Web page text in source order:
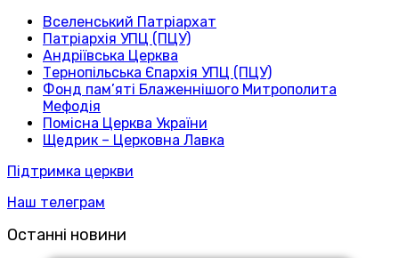
Вселенський Патріархат
Патріархія УПЦ (ПЦУ)
Андріївська Церква
Тернопільська Єпархія УПЦ (ПЦУ)
Фонд пам’яті Блаженнішого Митрополита
Мефодія
Помісна Церква України
Щедрик – Церковна Лавка
Підтримка церкви
Наш телеграм
Останні новини